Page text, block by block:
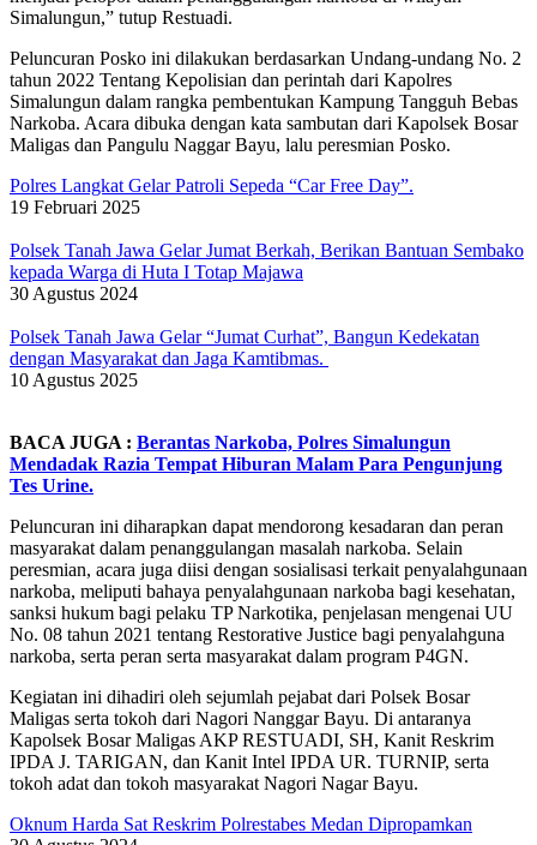
Simalungun,” tutup Restuadi.
Peluncuran Posko ini dilakukan berdasarkan Undang-undang No. 2
tahun 2022 Tentang Kepolisian dan perintah dari Kapolres
Simalungun dalam rangka pembentukan Kampung Tangguh Bebas
Narkoba. Acara dibuka dengan kata sambutan dari Kapolsek Bosar
Maligas dan Pangulu Naggar Bayu, lalu peresmian Posko.
Polres Langkat Gelar Patroli Sepeda “Car Free Day”.
19 Februari 2025
Polsek Tanah Jawa Gelar Jumat Berkah, Berikan Bantuan Sembako
kepada Warga di Huta I Totap Majawa
30 Agustus 2024
Polsek Tanah Jawa Gelar “Jumat Curhat”, Bangun Kedekatan
dengan Masyarakat dan Jaga Kamtibmas.
10 Agustus 2025
BACA JUGA : Berantas Narkoba, Polres Simalungun
Mendadak Razia Tempat Hiburan Malam Para Pengunjung
Tes Urine.
Peluncuran ini diharapkan dapat mendorong kesadaran dan peran
masyarakat dalam penanggulangan masalah narkoba. Selain
peresmian, acara juga diisi dengan sosialisasi terkait penyalahgunaan
narkoba, meliputi bahaya penyalahgunaan narkoba bagi kesehatan,
sanksi hukum bagi pelaku TP Narkotika, penjelasan mengenai UU
No. 08 tahun 2021 tentang Restorative Justice bagi penyalahguna
narkoba, serta peran serta masyarakat dalam program P4GN.
Kegiatan ini dihadiri oleh sejumlah pejabat dari Polsek Bosar
Maligas serta tokoh dari Nagori Nanggar Bayu. Di antaranya
Kapolsek Bosar Maligas AKP RESTUADI, SH, Kanit Reskrim
IPDA J. TARIGAN, dan Kanit Intel IPDA UR. TURNIP, serta
tokoh adat dan tokoh masyarakat Nagori Nagar Bayu.
Oknum Harda Sat Reskrim Polrestabes Medan Dipropamkan